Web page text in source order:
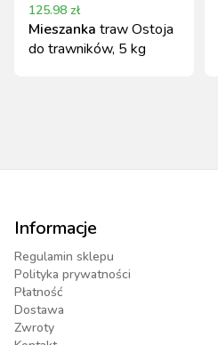
125.98 zł
Mieszanka traw Ostoja
do trawników, 5 kg
Informacje
Regulamin sklepu
Polityka prywatności
Płatność
Dostawa
Zwroty